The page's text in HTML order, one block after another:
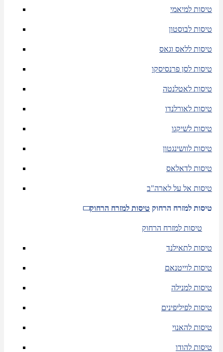
טיסות למיאמי
טיסות לבוסטון
טיסות ללאס וגאס
טיסות לסן פרנסיסקו
טיסות לאטלנטה
טיסות לאורלנדו
טיסות לשיקגו
טיסות לוושינגטון
טיסות לדאלאס
טיסות אל על לארה"ב
טיסות למזרח הרחוק טיסות למזרח הרחוק
טיסות למזרח הרחוק
טיסות לתאילנד
טיסות לוייטנאם
טיסות למנילה
טיסות לפיליפינים
טיסות להאנוי
טיסות להודו